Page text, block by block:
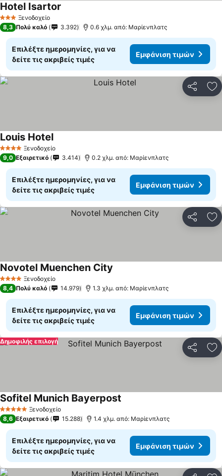
3 ΑστέριαΞενοδοχείο
Hotel Isartor
8,3 Πολύ καλό 3.392 0.6 χλμ. από: Μαρίενπλατς
Επιλέξτε ημερομηνίες, για να
δείτε τις ακριβείς τιμές
Εμφάνιση τιμών
4 ΑστέριαΞενοδοχείο
Louis Hotel
9,0 Εξαιρετικό 3.414 0.2 χλμ. από: Μαρίενπλατς
Επιλέξτε ημερομηνίες, για να
δείτε τις ακριβείς τιμές
Εμφάνιση τιμών
4 ΑστέριαΞενοδοχείο
Novotel Muenchen City
8,4 Πολύ καλό 14.979 1.3 χλμ. από: Μαρίενπλατς
Επιλέξτε ημερομηνίες, για να
δείτε τις ακριβείς τιμές
Εμφάνιση τιμών
Δημοφιλής επιλογή
5 Αστέρια Ξενοδοχείο
Sofitel Munich Bayerpost
8,6 Εξαιρετικό 15.288 1.4 χλμ. από: Μαρίενπλατς
Επιλέξτε ημερομηνίες, για να
δείτε τις ακριβείς τιμές
Εμφάνιση τιμών